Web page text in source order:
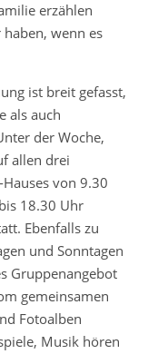
erzählen
wenn es
ist breit gefasst,
als auch
der Woche,
allen drei
von 9.30
18.30 Uhr
Ebenfalls zu
und Sonntagen
Gruppenangebot
gemeinsamen
Fotoalben
Musik hören